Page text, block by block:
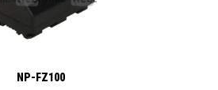
NP-FZ100